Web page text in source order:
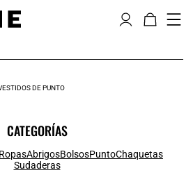
DE PUNTO
CATEGORÍAS
RopasAbrigosBolsosPuntoChaquetas
Sudaderas